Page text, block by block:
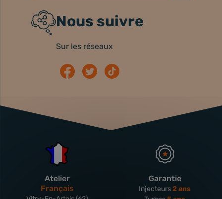
Nous suivre
Sur les réseaux
Atelier
Français
Garantie
Injecteurs2 ans